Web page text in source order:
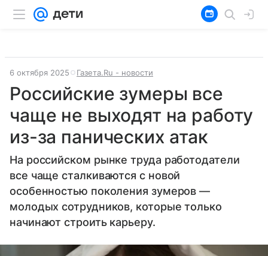
6 октября 2025 Газета.Ru - новости
Российские зумеры все
чаще не выходят на работу
из-за панических атак
На российском рынке труда работодатели
все чаще сталкиваются с новой
особенностью поколения зумеров —
молодых сотрудников, которые только
начинают строить карьеру.